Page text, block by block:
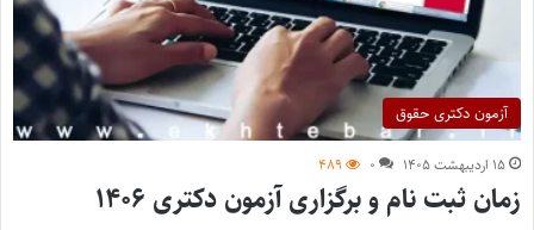
آزمون دکتری حقوق
۱۵ اردیبهشت ۱۴۰۵ ۰ ۴۸۹
زمان ثبت نام و برگزاری آزمون دکتری ۱۴۰۶